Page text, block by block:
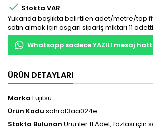
 Stokta VAR
Yukarıda başlıkta belirtilen adet/metre/top
satın almak için asgari sipariş miktarı 11
Whatsapp sadece YAZILI mesaj
ÜRÜN DETAYLARI
Marka Fujitsu
Ürün Kodu sahraf3aa024e
Stokta Bulunan Ürünler 11 Adet, fazlası için